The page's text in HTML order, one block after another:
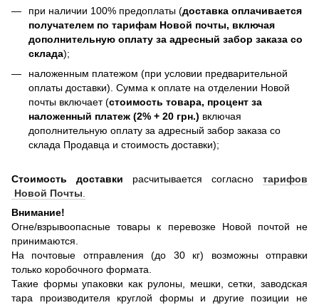
при наличии 100% предоплаты (доставка оплачивается
получателем по тарифам Новой почты, включая
дополнительную оплату за адресный забор заказа со
склада);
наложенным платежом (при условии предварительной
оплаты доставки). Сумма к оплате на отделении Новой
почты включает (стоимость товара, процент за
наложенный платеж (2% + 20 грн.) включая
дополнительную оплату за адресный забор заказа со
склада Продавца и стоимость доставки);
Стоимость доставки расчитывается согласно тарифов
Новой Почты.
Внимание!
Огне/взрывоопасные товары к перевозке Новой почтой не
принимаются.
На почтовые отправления (до 30 кг) возможны отправки
только коробочного формата.
Такие формы упаковки как рулоны, мешки, сетки, заводская
тара производителя круглой формы и другие позиции не